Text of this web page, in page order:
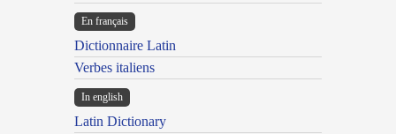
En français
Dictionnaire Latin
Verbes italiens
In english
Latin Dictionary